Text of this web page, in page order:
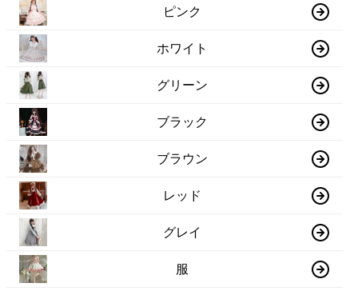
ピンク
ホワイト
グリーン
ブラック
ブラウン
レッド
グレイ
服